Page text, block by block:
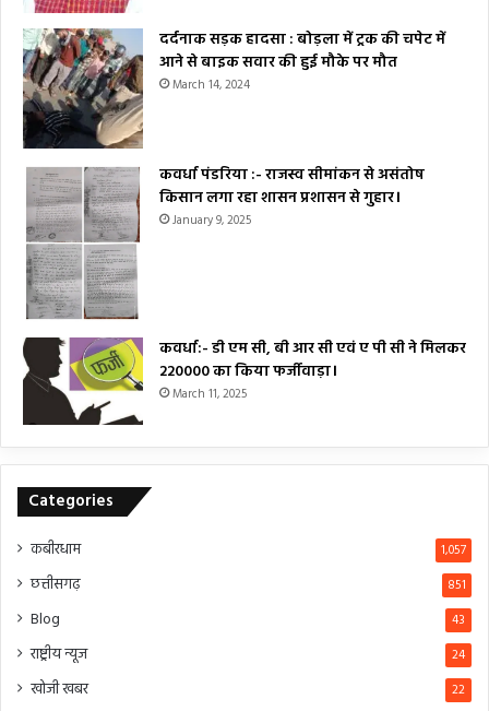
दर्दनाक सड़क हादसा : बोड़ला में ट्रक की चपेट में
आने से बाइक सवार की हुई मौके पर मौत
March 14, 2024
कवर्धा पंडरिया :- राजस्व सीमांकन से असंतोष
किसान लगा रहा शासन प्रशासन से गुहार।
January 9, 2025
कवर्धा:- डी एम सी, बी आर सी एवं ए पी सी ने मिलकर
₹220000 का किया फर्जीवाड़ा।
March 11, 2025
Categories
कबीरधाम 1,057
छत्तीसगढ़ 851
Blog 43
राष्ट्रीय न्यूज 24
खोजी खबर 22